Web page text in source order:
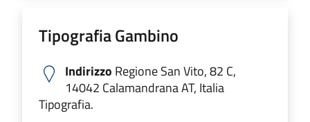
Tipografia Gambino
Indirizzo Regione San Vito, 82 C,
14042 Calamandrana AT, Italia
Tipografia.